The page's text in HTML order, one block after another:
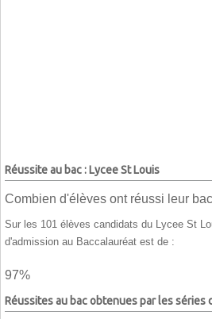
Réussite au bac : Lycee St Louis
Combien d'élèves ont réussi leur
Sur les 101 élèves candidats du Lycee St
d'admission au Baccalauréat est de :
97%
Réussites au bac obtenues par les séries